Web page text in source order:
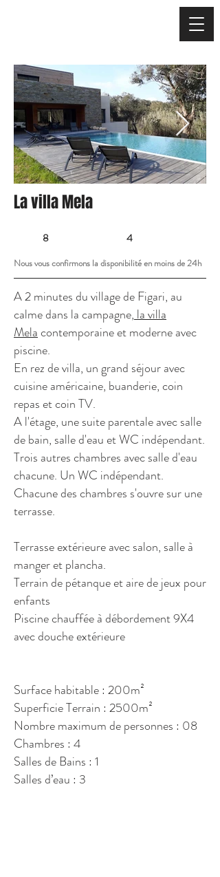
La villa Mela
8 4
Nous vous confirmons la disponibilité en moins de 24h
A 2 minutes du village de Figari, au
calme dans la campagne, la villa
Melacontemporaine et moderne avec
piscine.
En rez de villa, un grand séjour avec
cuisine américaine, buanderie, coin
repas et coin TV.
A l'étage, une suite parentale avec salle
de bain, salle d'eau et WC indépendant.
Trois autres chambres avec salle d'eau
chacune. Un WC indépendant.
Chacune des chambres s'ouvre sur une
terrasse.
Terrasse extérieure avec salon, salle à
manger et plancha.
Terrain de pétanque et aire de jeux pour
enfants
Piscine chauffée à débordement 9X4
avec douche extérieure
Surface habitable : 200m²
Superficie Terrain : 2500m²
Nombre maximum de personnes : 08
Chambres : 4
Salles de Bains : 1
Salles d’eau : 3